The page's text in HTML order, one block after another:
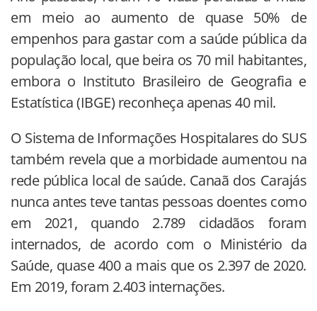
em meio ao aumento de quase 50% de
empenhos para gastar com a saúde pública da
população local, que beira os 70 mil habitantes,
embora o Instituto Brasileiro de Geografia e
Estatística (IBGE) reconheça apenas 40 mil.
O Sistema de Informações Hospitalares do SUS
também revela que a morbidade aumentou na
rede pública local de saúde. Canaã dos Carajás
nunca antes teve tantas pessoas doentes como
em 2021, quando 2.789 cidadãos foram
internados, de acordo com o Ministério da
Saúde, quase 400 a mais que os 2.397 de 2020.
Em 2019, foram 2.403 internações.